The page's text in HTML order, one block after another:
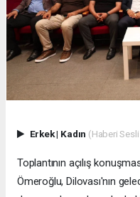
Erkek| Kadın (Haberi
Toplantının açılış
Ömeroğlu, Dilovası'nın